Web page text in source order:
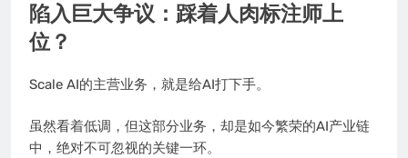
陷入巨大争议：踩着人肉标注师上
位？
Scale AI的主营业务，就是给AI打下手。
虽然看着低调，但这部分业务，却是如今繁荣的AI产业链
中，绝对不可忽视的关键一环。